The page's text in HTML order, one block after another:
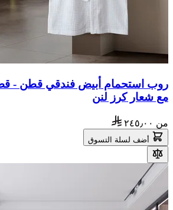
روب استحمام أبيض فندقي قطن -
مع شعار كرز لنن
من ٢٤٥٫٠٠
أضف لسلة التسوق